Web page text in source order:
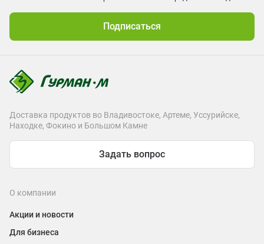
Подписаться
О компании
Акции и новости
Для бизнеса
Доставка продуктов во Владивостоке, Артеме, Уссурийске,
Находке, Фокино и Большом Камне
Задать вопрос